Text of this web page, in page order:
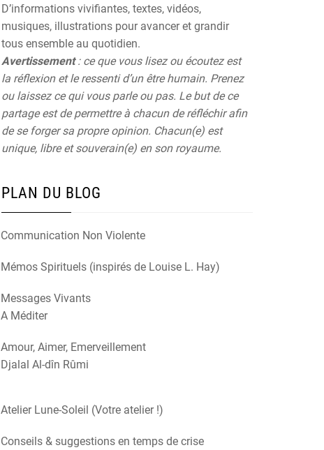
D’informations vivifiantes, textes, vidéos,
musiques, illustrations pour avancer et grandir
tous ensemble au quotidien.
Avertissement: ce que vous lisez ou écoutez est
la réflexion et le ressenti d’un être humain. Prenez
ou laissez ce qui vous parle ou pas. Le but de ce
partage est de permettre à chacun de réfléchir afin
de se forger sa propre opinion. Chacun(e) est
unique, libre et souverain(e) en son royaume.
PLAN DU BLOG
Communication Non Violente
Mémos Spirituels (inspirés de Louise L. Hay)
Messages Vivants
A Méditer
Amour, Aimer, Emerveillement
Djalal Al-dîn Rûmi
Atelier Lune-Soleil (Votre atelier !)
Conseils & suggestions en temps de crise